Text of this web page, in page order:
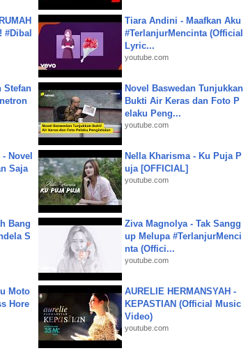
#Dibal
Tiara Andini - Maafkan Aku
#TerlanjurMencinta (Official
Lyric...
youtube.com
Stefan
Novel Baswedan Tunjukkan
Bukti Air Keras dan Foto P
elaku Peng...
youtube.com
Novel
Saja
Nella Kharisma - Ku Puja P
uja [OFFICIAL]
youtube.com
Bang
S
Ziva Magnolya - Tak Sangg
up Melupa #TerlanjurMenci
nta (Offici...
youtube.com
Moto
Hore
AURELIE HERMANSYAH -
KEPASTIAN (Official Music
Video)
youtube.com